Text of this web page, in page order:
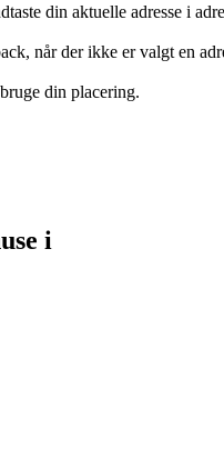
din aktuelle adresse i
når der ikke er valgt en
din placering.
i